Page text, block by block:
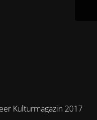
Kulturmagazin 2017